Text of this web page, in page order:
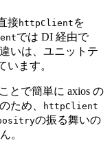
接httpClient を
では DI 経由で
いは、ユニットテ
います。
とで簡単に axios の
ため、
httpClient
の振る舞いの
。